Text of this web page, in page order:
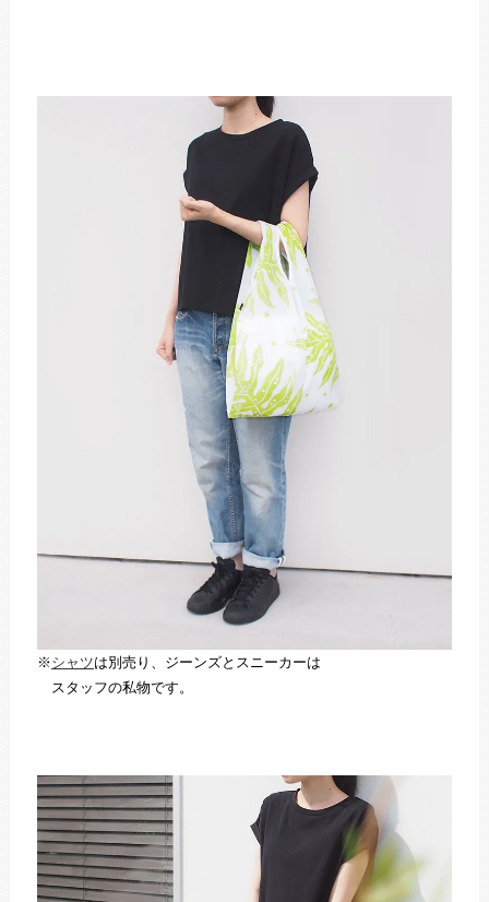
※ シャツは別売り、ジーンズとスニーカーは
スタッフの私物です。